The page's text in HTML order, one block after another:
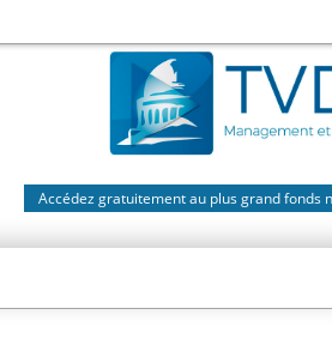
Accédez gratuitement au plus grand fonds